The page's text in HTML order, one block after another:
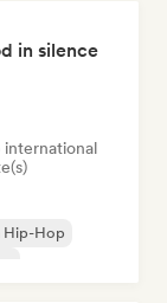
in silence
international
Hip-Hop